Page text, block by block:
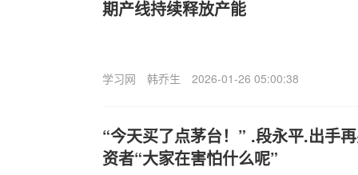
期产线持续释放产能
学习网 韩乔生 2026-01-26 05:00:38
“今天买了点茅台！” .段永平.出手
资者“大家在害怕什么呢”